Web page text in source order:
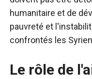
humanitaire et de
pauvreté et
confrontés les
Le rôle de